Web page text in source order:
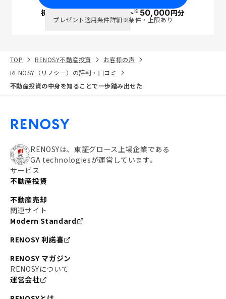
初回面談で ポイント※50,000円分
プレゼント適用条件詳細※条件・上限あり
TOP RENOSY不動産投資
お客様の声
RENOSY（リノシー）の評判・口コミ
不動産投資の中身を知ることで一歩踏み出せた
RENOSYは、東証グロース上場企業である
GA technologiesが運営しています。
サービス
不動産投資
不動産売却
関連サイト
Modern Standard
RENOSY 利諾喜
RENOSY マガジン
RENOSYについて
運営会社